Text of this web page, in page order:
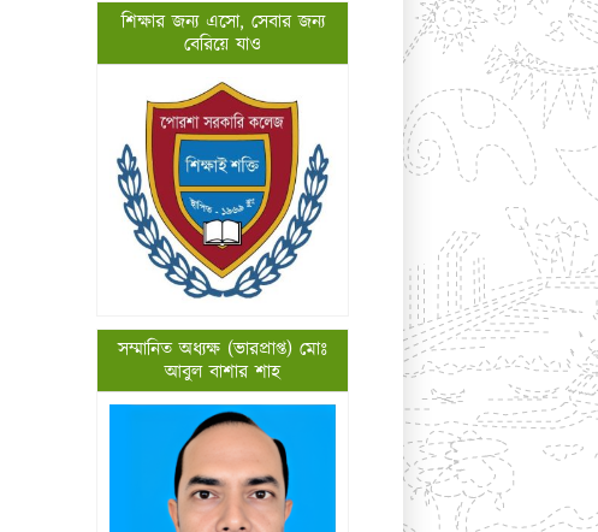
শিক্ষার জন্য এসো, সেবার জন্য
বেরিয়ে যাও
সম্মানিত অধ্যক্ষ (ভারপ্রাপ্ত) মোঃ
আবুল বাশার শাহ